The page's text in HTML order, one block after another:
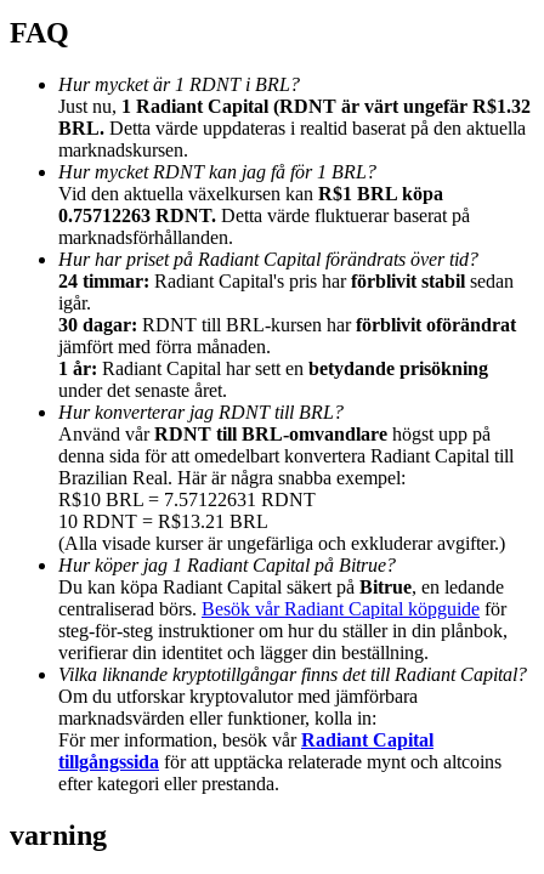
Hänvisning
Bjud in en vän för att få kontantbelöningar
Deposit CASHCAT & Win
Deposit CASHCAT & Win
Share 500000 CASHCAT prize pool
Exclusive for BitMart Users
Register & Trade to Win 500,000 USDT
FAQ
Hur mycket är 1 RDNT i BRL?
Just nu, 1 Radiant Capital (RDNT är värt ungefär R$1.32
BRL. Detta värde uppdateras i realtid baserat på den aktuella
marknadskursen.
Hur mycket RDNT kan jag få för 1 BRL?
Vid den aktuella växelkursen kan R$1 BRL köpa
0.75712263 RDNT. Detta värde fluktuerar baserat på
marknadsförhållanden.
Hur har priset på Radiant Capital förändrats över tid?
24 timmar: Radiant Capital's pris harförblivit stabil sedan
igår.
30 dagar: RDNT till BRL-kursen harförblivit oförändrat
jämfört med förra månaden.
1 år: Radiant Capital har sett en betydande prisökning
under det senaste året.
Hur konverterar jag RDNT till BRL?
Använd vårRDNT till BRL-omvandlare högst upp på
denna sida för att omedelbart konvertera Radiant Capital till
Brazilian Real. Här är några snabba exempel:
R$10 BRL = 7.57122631 RDNT
10 RDNT = R$13.21 BRL
(Alla visade kurser är ungefärliga och exkluderar avgifter.)
Hur köper jag 1 Radiant Capital på Bitrue?
Du kan köpa Radiant Capital säkert på Bitrue, en ledande
centraliserad börs. Besök vår Radiant Capital köpguide för
steg-för-steg instruktioner om hur du ställer in din plånbok,
verifierar din identitet och lägger din beställning.
Vilka liknande kryptotillgångar finns det till Radiant Capital?
Om du utforskar kryptovalutor med jämförbara
marknadsvärden eller funktioner, kolla in:
För mer information, besök vårRadiant Capital
tillgångssida för att upptäcka relaterade mynt och altcoins
efter kategori eller prestanda.
varning